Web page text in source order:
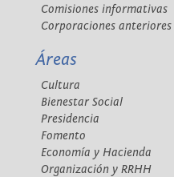
Comisiones informativas
Corporaciones anteriores
Áreas
Cultura
Bienestar Social
Presidencia
Fomento
Economía y Hacienda
Organización y RRHH